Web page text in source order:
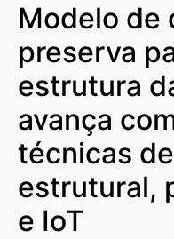
Modelo de
preserva
estrutura
avança
técnicas
estrutural,
e IoT